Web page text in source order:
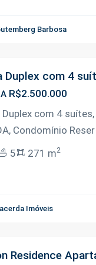
Barbosa
Duplex com 4
R$2.500.000
Duplex com 4
Condomínio Reser
5 271 m2
Imóveis
Residence